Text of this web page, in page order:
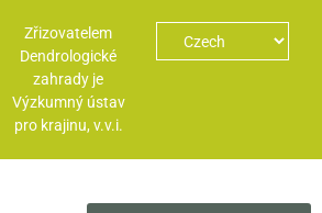
Zřizovatelem
Dendrologické
zahrady je
Výzkumný ústav
pro krajinu, v.v.i.